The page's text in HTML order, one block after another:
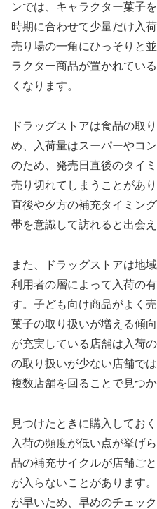
ンでは、キャラクター菓子
時期に合わせて少量だけ入
売り場の一角にひっそりと
ラクター商品が置かれてい
くなります。
ドラッグストアは食品の取
め、入荷量はスーパーやコ
のため、発売日直後のタイ
売り切れてしまうことがあ
直後や夕方の補充タイミン
帯を意識して訪れると出会
また、ドラッグストアは地
利用者の層によって入荷の
す。子ども向け商品がよく
菓子の取り扱いが増える傾
が充実している店舗は入荷
の取り扱いが少ない店舗で
複数店舗を回ることで見つ
見つけたときに購入してお
入荷の頻度が低い点が挙げ
品の補充サイクルが店舗ご
が入らないことがあります
が早いため、早めのチェック